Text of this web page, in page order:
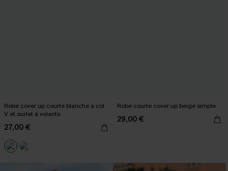
Robe cover up courte blanche à col
V et ourlet à volants
27,00 €
Robe courte cover up beige simple
29,00 €